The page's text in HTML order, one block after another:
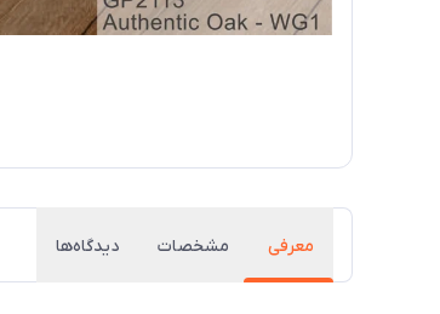
معرفی مشخصات دیدگاه‌ها